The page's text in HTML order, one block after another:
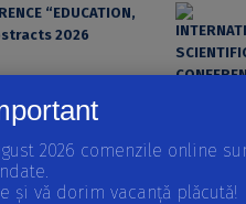
“EDUCATION,
2026
2026 comenzile online
și vă dorim vacanță plăcută!